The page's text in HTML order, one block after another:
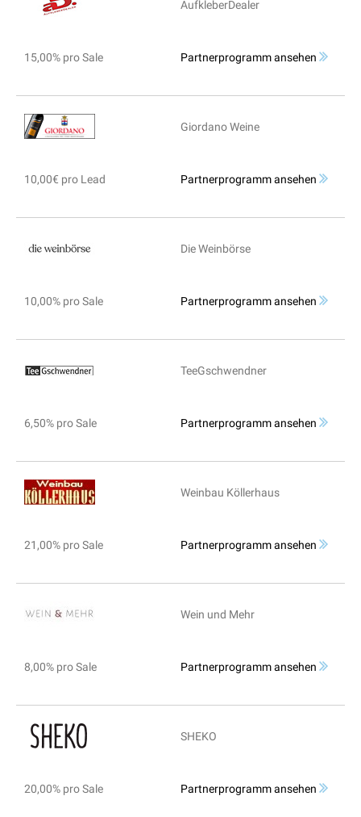
AufkleberDealer
15,00% pro Sale Partnerprogramm ansehen
Giordano Weine
10,00€ pro Lead Partnerprogramm ansehen
Die Weinbörse
10,00% pro Sale Partnerprogramm ansehen
TeeGschwendner
6,50% pro Sale Partnerprogramm ansehen
Weinbau Köllerhaus
21,00% pro Sale Partnerprogramm ansehen
Wein und Mehr
8,00% pro Sale Partnerprogramm ansehen
SHEKO
20,00% pro Sale Partnerprogramm ansehen